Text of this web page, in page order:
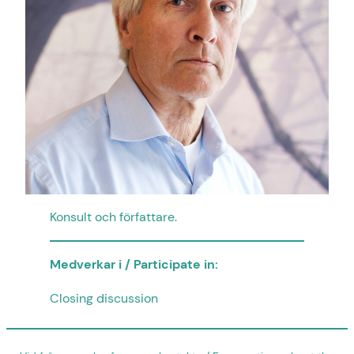
Konsult och författare.
Medverkar i / Participate in:
Closing discussion